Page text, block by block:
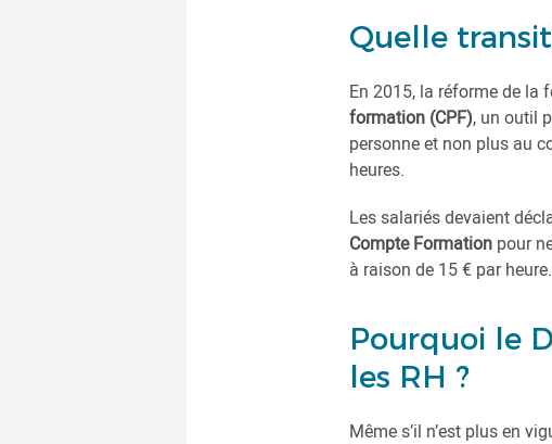
Quelle
En 2015, la réforme de la
formation (CPF), un outil
personne et non plus au
heures.
Les salariés devaient
Compte Formation pour
à raison de 15 € par heure.
Pourquoi le
les RH ?
Même s’il n’est plus en